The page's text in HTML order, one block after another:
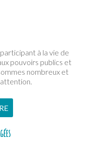
à la vie de
pouvoirs publics et
nombreux et